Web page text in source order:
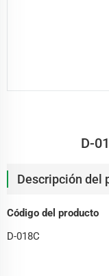
D-
Descripción del
Código del producto
D-018C